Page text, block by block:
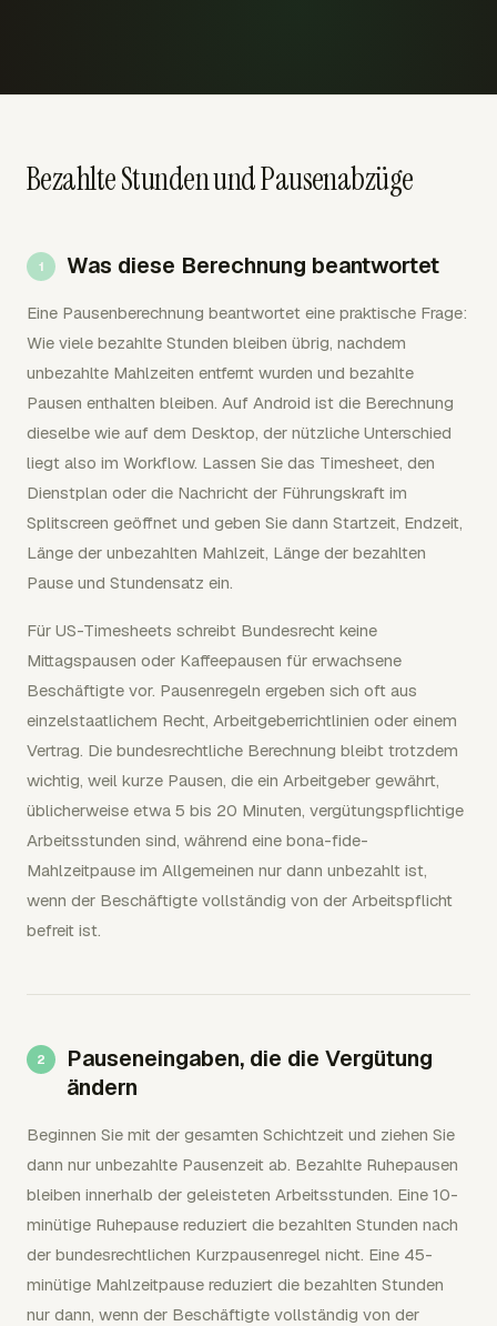
Bezahlte Stunden und Pausenabzüge
Was diese Berechnung beantwortet
Eine Pausenberechnung beantwortet eine praktische Frage:
Wie viele bezahlte Stunden bleiben übrig, nachdem
unbezahlte Mahlzeiten entfernt wurden und bezahlte
Pausen enthalten bleiben. Auf Android ist die Berechnung
dieselbe wie auf dem Desktop, der nützliche Unterschied
liegt also im Workflow. Lassen Sie das Timesheet, den
Dienstplan oder die Nachricht der Führungskraft im
Splitscreen geöffnet und geben Sie dann Startzeit, Endzeit,
Länge der unbezahlten Mahlzeit, Länge der bezahlten
Pause und Stundensatz ein.
Für US-Timesheets schreibt Bundesrecht keine
Mittagspausen oder Kaffeepausen für erwachsene
Beschäftigte vor. Pausenregeln ergeben sich oft aus
einzelstaatlichem Recht, Arbeitgeberrichtlinien oder einem
Vertrag. Die bundesrechtliche Berechnung bleibt trotzdem
wichtig, weil kurze Pausen, die ein Arbeitgeber gewährt,
üblicherweise etwa 5 bis 20 Minuten, vergütungspflichtige
Arbeitsstunden sind, während eine bona-fide-
Mahlzeitpause im Allgemeinen nur dann unbezahlt ist,
wenn der Beschäftigte vollständig von der Arbeitspflicht
befreit ist.
Pauseneingaben, die die Vergütung
ändern
Beginnen Sie mit der gesamten Schichtzeit und ziehen Sie
dann nur unbezahlte Pausenzeit ab. Bezahlte Ruhepausen
bleiben innerhalb der geleisteten Arbeitsstunden. Eine 10-
minütige Ruhepause reduziert die bezahlten Stunden nach
der bundesrechtlichen Kurzpausenregel nicht. Eine 45-
minütige Mahlzeitpause reduziert die bezahlten Stunden
nur dann, wenn der Beschäftigte vollständig von der